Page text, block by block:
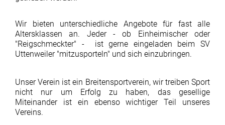
Wir bieten unterschiedliche Angebote für fast alle
Altersklassen an. Jeder - ob Einheimischer oder
"Reigschmeckter" - ist gerne eingeladen beim SV
Uttenweiler "mitzusporteln" und sich einzubringen.
Unser Verein ist ein Breitensportverein, wir treiben Sport
nicht nur um Erfolg zu haben, das gesellige
Miteinander ist ein ebenso wichtiger Teil unseres
Vereins.